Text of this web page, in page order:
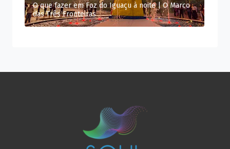
O que fazer em Foz do Iguaçu à noite | O Marco
das Três Fronteiras